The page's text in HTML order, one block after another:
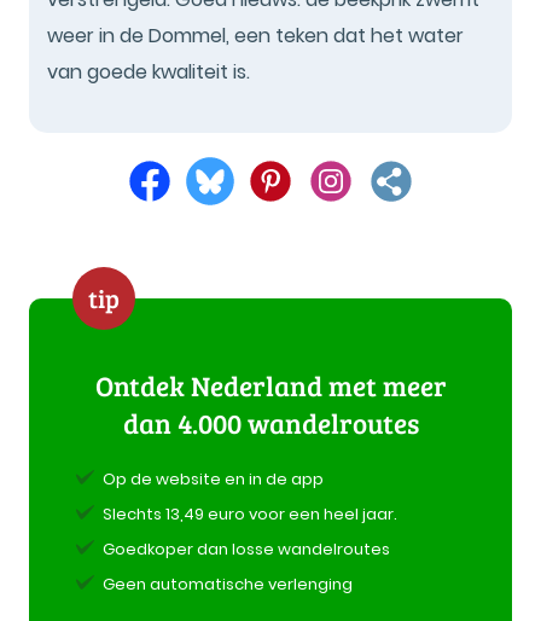
weer in de Dommel, een teken dat het water
van goede kwaliteit is.
tip
Ontdek Nederland met meer
dan 4.000 wandelroutes
Op de website en in de app
Slechts 13,49 euro voor een heel jaar.
Goedkoper dan losse wandelroutes
Geen automatische verlenging